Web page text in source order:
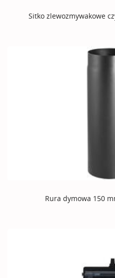
Sitko zlewozmywakowe
Rura dymowa 150